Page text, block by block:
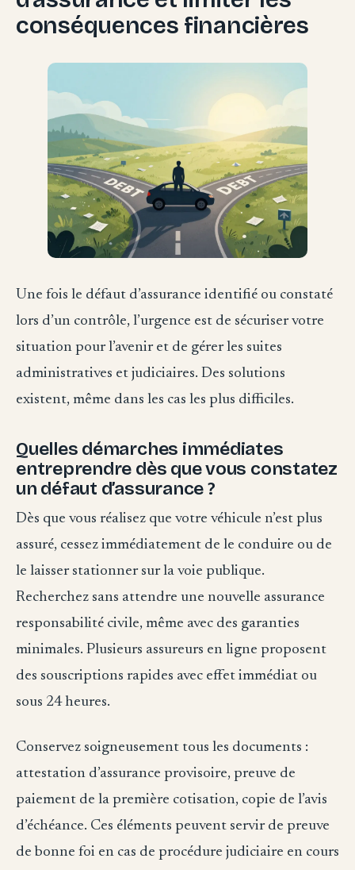
conséquences financières
Une fois le défaut d’assurance identifié ou constaté
lors d’un contrôle, l’urgence est de sécuriser votre
situation pour l’avenir et de gérer les suites
administratives et judiciaires. Des solutions
existent, même dans les cas les plus difficiles.
Quelles démarches immédiates
entreprendre dès que vous constatez
un défaut d’assurance ?
Dès que vous réalisez que votre véhicule n’est plus
assuré, cessez immédiatement de le conduire ou de
le laisser stationner sur la voie publique.
Recherchez sans attendre une nouvelle assurance
responsabilité civile, même avec des garanties
minimales. Plusieurs assureurs en ligne proposent
des souscriptions rapides avec effet immédiat ou
sous 24 heures.
Conservez soigneusement tous les documents :
attestation d’assurance provisoire, preuve de
paiement de la première cotisation, copie de l’avis
d’échéance. Ces éléments peuvent servir de preuve
de bonne foi en cas de procédure judiciaire en cours